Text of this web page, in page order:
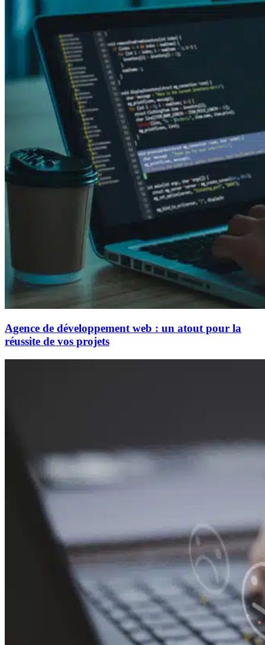
Agence de développement web : un atout pour la
réussite de vos projets